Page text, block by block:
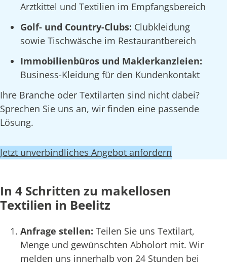
Arztkittel und Textilien im Empfangsbereich
Golf- und Country-Clubs: Clubkleidung
sowie Tischwäsche im Restaurantbereich
Immobilienbüros und Maklerkanzleien:
Business-Kleidung für den Kundenkontakt
Ihre Branche oder Textilarten sind nicht dabei?
Sprechen Sie uns an, wir finden eine passende
Lösung.
Jetzt unverbindliches Angebot anfordern
In 4 Schritten zu makellosen
Textilien in Beelitz
Anfrage stellen: Teilen Sie uns Textilart,
Menge und gewünschten Abholort mit. Wir
melden uns innerhalb von 24 Stunden bei